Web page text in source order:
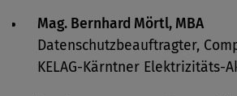
Mag. Bernhard Mörtl, MBA
Datenschutzbeauftragter,
KELAG-Kärntner Elektrizitäts-